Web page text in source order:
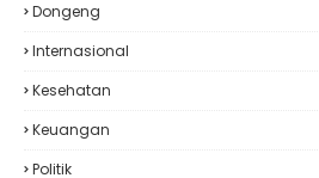
Dongeng
Internasional
Kesehatan
Keuangan
Politik